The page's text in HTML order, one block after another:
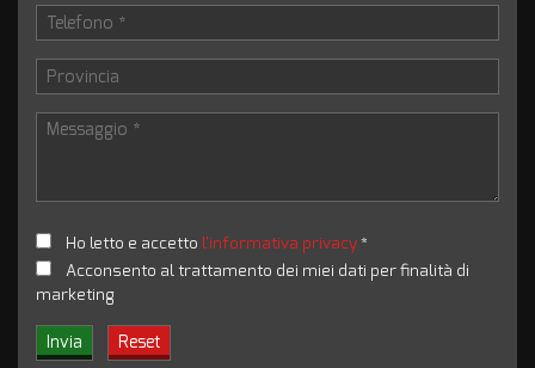
Ho letto e accetto l'informativa privacy*
Acconsento al trattamento dei miei dati per finalità di
marketing